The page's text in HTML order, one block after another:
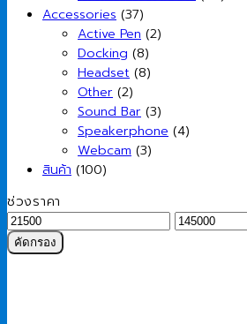
Accessories (37)
Active Pen (2)
Docking (8)
Headset (8)
Other (2)
Sound Bar (3)
Speakerphone (4)
Webcam (3)
สินค้า (100)
ช่วงราคา
ราคา
ต่ำ
สุด
ราคา
คัดกรอง